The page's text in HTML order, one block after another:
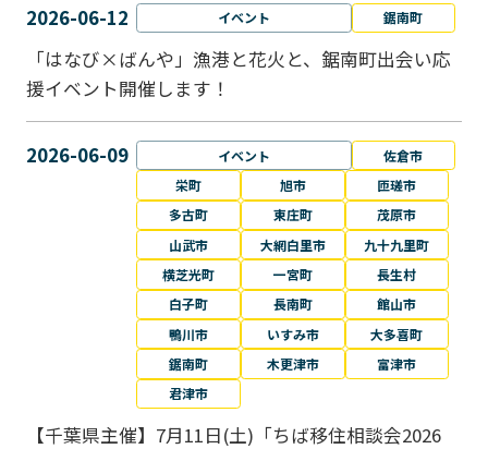
2026-06-12 イベント 鋸南町
「はなび×ばんや」漁港と花火と、鋸南町出会い応
援イベント開催します！
2026-06-09 イベント
佐倉市
栄町
旭市
匝瑳市
多古町
東庄町
茂原市
山武市
大網白里市
九十九里町
横芝光町
一宮町
長生村
白子町
長南町
館山市
鴨川市
いすみ市
大多喜町
鋸南町
木更津市
富津市
君津市
【千葉県主催】7月11日(土)「ちば移住相談会2026